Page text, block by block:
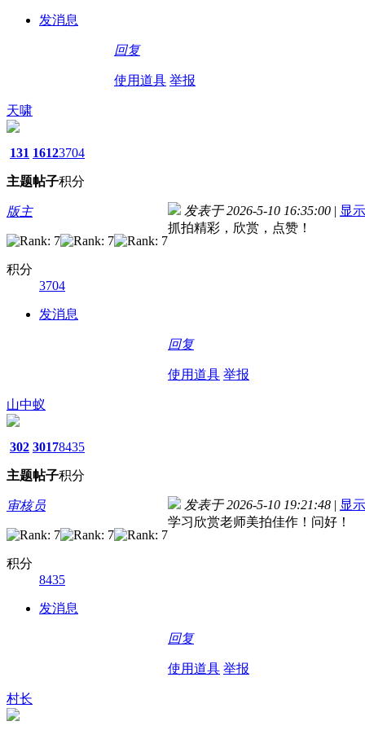
发消息
回复
使用道具 举报
天啸
131
主题
1612
帖子
3704
积分
版主
积分
3704
发消息
发表于 2026-5-10 16:35:00 | 显
抓拍精彩，欣赏，点赞！
回复
使用道具 举报
山中蚁
302
主题
3017
帖子
8435
积分
审核员
积分
8435
发消息
发表于 2026-5-10 19:21:48 | 显
学习欣赏老师美拍佳作！问好！
回复
使用道具 举报
村长